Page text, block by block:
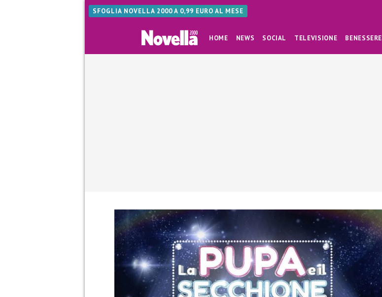
SFOGLIA NOVELLA 2000 A 0,99 EURO AL MESE
HOME NEWS SOCIAL TELEVISIONE BENESSERE